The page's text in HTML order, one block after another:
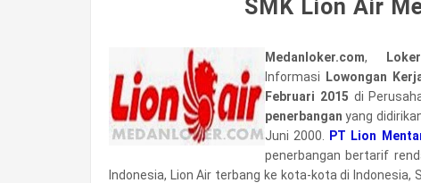
SMK Lion Air
Medanloker.com,
Informasi
Lowongan
Februari 2015 di
penerbangan yang
Juni 2000.
PT Lion
penerbangan bertarif
Indonesia, Lion Air terbang ke kota-kota di